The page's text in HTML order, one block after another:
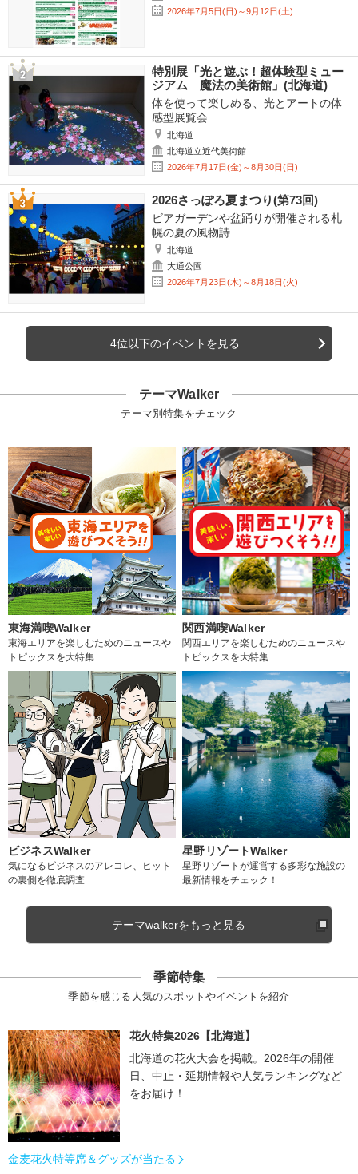
2026年7月5日(日)～9月12日(土)
特別展「光と遊ぶ！超体験型ミュー
ジアム 魔法の美術館」(北海道)
体を使って楽しめる、光とアートの体
感型展覧会
北海道
北海道立近代美術館
2026年7月17日(金)～8月30日(日)
2026さっぽろ夏まつり(第73回)
ビアガーデンや盆踊りが開催される札
幌の夏の風物詩
北海道
大通公園
2026年7月23日(木)～8月18日(火)
4位以下のイベントを見る
テーマWalker
テーマ別特集をチェック
東海満喫Walker
東海エリアを楽しむためのニュースや
トピックスを大特集
関西満喫Walker
関西エリアを楽しむためのニュースや
トピックスを大特集
ビジネスWalker
気になるビジネスのアレコレ、ヒット
の裏側を徹底調査
星野リゾートWalker
星野リゾートが運営する多彩な施設の
最新情報をチェック！
テーマwalkerをもっと見る
季節特集
季節を感じる人気のスポットやイベントを紹介
花火特集2026【北海道】
北海道の花火大会を掲載。2026年の開催
日、中止・延期情報や人気ランキングなど
をお届け！
金麦花火特等席＆グッズが当たる